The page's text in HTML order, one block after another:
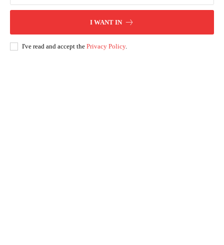
I WANT IN
I've read and accept the Privacy Policy.